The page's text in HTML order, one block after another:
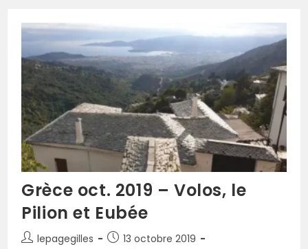
Grèce oct. 2019 – Volos, le
Pilion et Eubée
lepagegilles
13 octobre 2019